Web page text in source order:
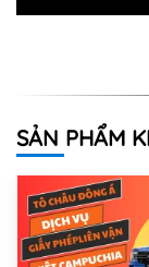
SẢN PHẨM